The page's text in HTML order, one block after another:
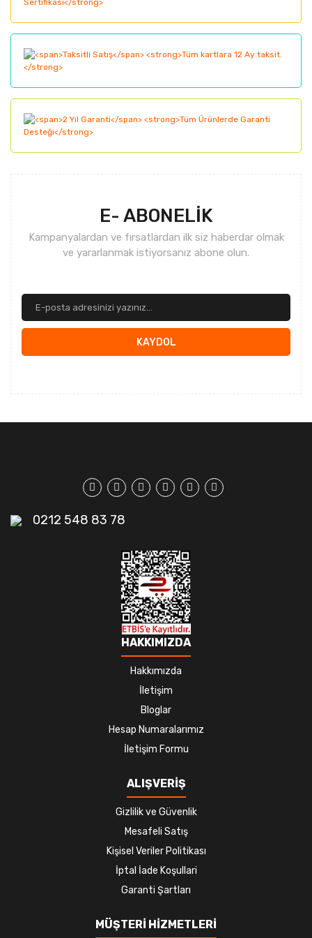
Bu ürüne benzer farklı alternatifler olmalı.
E- ABONELİK
Kampanyalardan ve fırsatlardan ilk siz haberdar olmak
ve yararlanmak istiyorsanız abone olun.
KAYDOL
0212 548 83 78
HAKKIMIZDA
Hakkımızda
İletişim
Bloglar
Hesap Numaralarımız
İletişim Formu
ALIŞVERİŞ
Gizlilik ve Güvenlik
Mesafeli Satış
Kişisel Veriler Politikası
İptal İade Koşullari
Garanti Şartları
MÜŞTERİ HİZMETLERİ